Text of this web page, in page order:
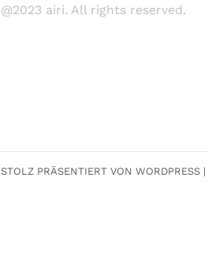
@2023 airi. All rights reserved.
STOLZ PRÄSENTIERT VON WORDPRESS |